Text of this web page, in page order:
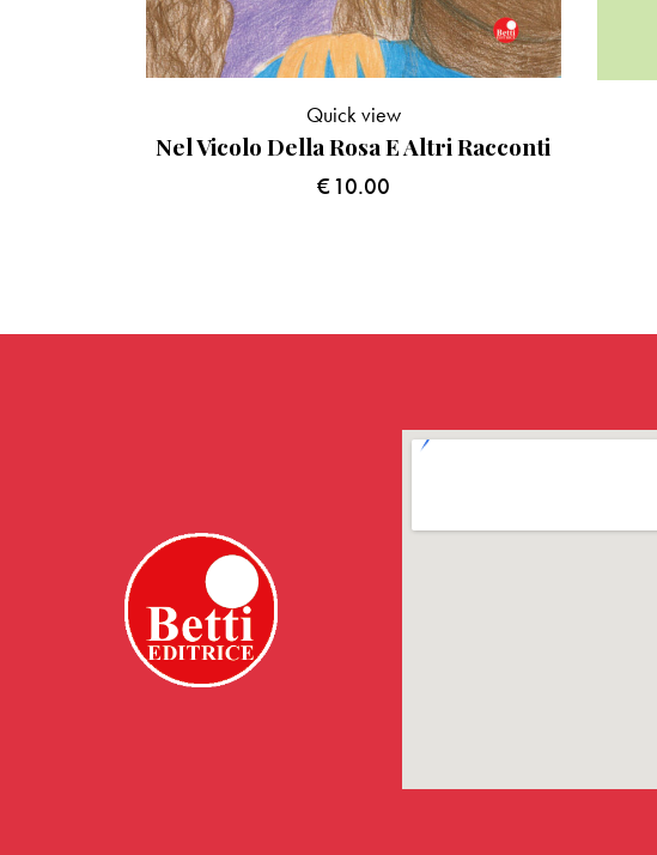
Nel Vicolo Della Rosa E Altri Racconti
€10.00
Quick view